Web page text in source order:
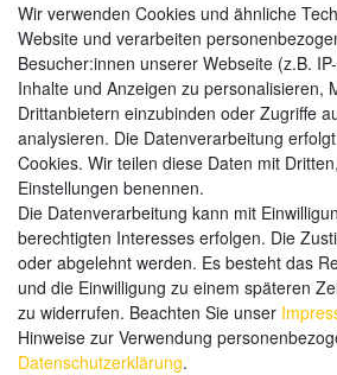
Zahlungsarten
Weitere Zahlungsarten:
Kauf auf Rechnung
Vorkasse
Hier sind wir
Wir verwenden Cookies und ähnliche
Website und verarbeiten
Besucher:innen unserer Webseite (z.B.
Inhalte und Anzeigen zu personalisieren,
Drittanbietern einzubinden oder Zugriffe
analysieren. Die Datenverarbeitung
Cookies. Wir teilen diese Daten mit
Einstellungen benennen.
Die Datenverarbeitung kann mit
berechtigten Interesses erfolgen. Die
oder abgelehnt werden. Es besteht das
und die Einwilligung zu einem späteren
zu widerrufen. Beachten Sie unser
Hinweise zur Verwendung
Daten­schutz­erklärung.